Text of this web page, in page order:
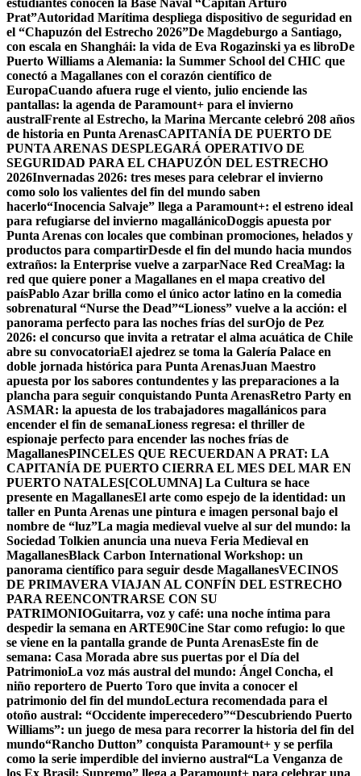
estudiantes conocen la Base Naval “Capitán Arturo
Prat”Autoridad Marítima despliega dispositivo de seguridad en
el “Chapuzón del Estrecho 2026”De Magdeburgo a Santiago,
con escala en Shanghái: la vida de Eva Rogazinski ya es libroDe
Puerto Williams a Alemania: la Summer School del CHIC que
conectó a Magallanes con el corazón científico de
EuropaCuando afuera ruge el viento, julio enciende las
pantallas: la agenda de Paramount+ para el invierno
australFrente al Estrecho, la Marina Mercante celebró 208 años
de historia en Punta ArenasCAPITANÍA DE PUERTO DE
PUNTA ARENAS DESPLEGARÁ OPERATIVO DE
SEGURIDAD PARA EL CHAPUZÓN DEL ESTRECHO
2026Invernadas 2026: tres meses para celebrar el invierno
como solo los valientes del fin del mundo saben
hacerlo“Inocencia Salvaje” llega a Paramount+: el estreno ideal
para refugiarse del invierno magallánicoDoggis apuesta por
Punta Arenas con locales que combinan promociones, helados y
productos para compartirDesde el fin del mundo hacia mundos
extraños: la Enterprise vuelve a zarparNace Red CreaMag: la
red que quiere poner a Magallanes en el mapa creativo del
paísPablo Azar brilla como el único actor latino en la comedia
sobrenatural “Nurse the Dead”“Lioness” vuelve a la acción: el
panorama perfecto para las noches frías del surOjo de Pez
2026: el concurso que invita a retratar el alma acuática de Chile
abre su convocatoriaEl ajedrez se toma la Galería Palace en
doble jornada histórica para Punta ArenasJuan Maestro
apuesta por los sabores contundentes y las preparaciones a la
plancha para seguir conquistando Punta ArenasRetro Party en
ASMAR: la apuesta de los trabajadores magallánicos para
encender el fin de semanaLioness regresa: el thriller de
espionaje perfecto para encender las noches frías de
MagallanesPINCELES QUE RECUERDAN A PRAT: LA
CAPITANÍA DE PUERTO CIERRA EL MES DEL MAR EN
PUERTO NATALES[COLUMNA] La Cultura se hace
presente en MagallanesEl arte como espejo de la identidad: un
taller en Punta Arenas une pintura e imagen personal bajo el
nombre de “luz”La magia medieval vuelve al sur del mundo: la
Sociedad Tolkien anuncia una nueva Feria Medieval en
MagallanesBlack Carbon International Workshop: un
panorama científico para seguir desde MagallanesVECINOS
DE PRIMAVERA VIAJAN AL CONFÍN DEL ESTRECHO
PARA REENCONTRARSE CON SU
PATRIMONIOGuitarra, voz y café: una noche íntima para
despedir la semana en ARTE90Cine Star como refugio: lo que
se viene en la pantalla grande de Punta ArenasEste fin de
semana: Casa Morada abre sus puertas por el Día del
PatrimonioLa voz más austral del mundo: Ángel Concha, el
niño reportero de Puerto Toro que invita a conocer el
patrimonio del fin del mundoLectura recomendada para el
otoño austral: “Occidente imperecedero”“Descubriendo Puerto
Williams”: un juego de mesa para recorrer la historia del fin del
mundo“Rancho Dutton” conquista Paramount+ y se perfila
como la serie imperdible del invierno austral“La Venganza de